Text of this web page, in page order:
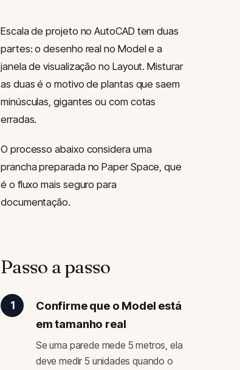
Escala de projeto no AutoCAD tem duas
partes: o desenho real no Model e a
janela de visualização no Layout. Misturar
as duas é o motivo de plantas que saem
minúsculas, gigantes ou com cotas
erradas.
O processo abaixo considera uma
prancha preparada no Paper Space, que
é o fluxo mais seguro para
documentação.
Passo a passo
1
Confirme que o Model está
em tamanho real
Se uma parede mede 5 metros, ela
deve medir 5 unidades quando o